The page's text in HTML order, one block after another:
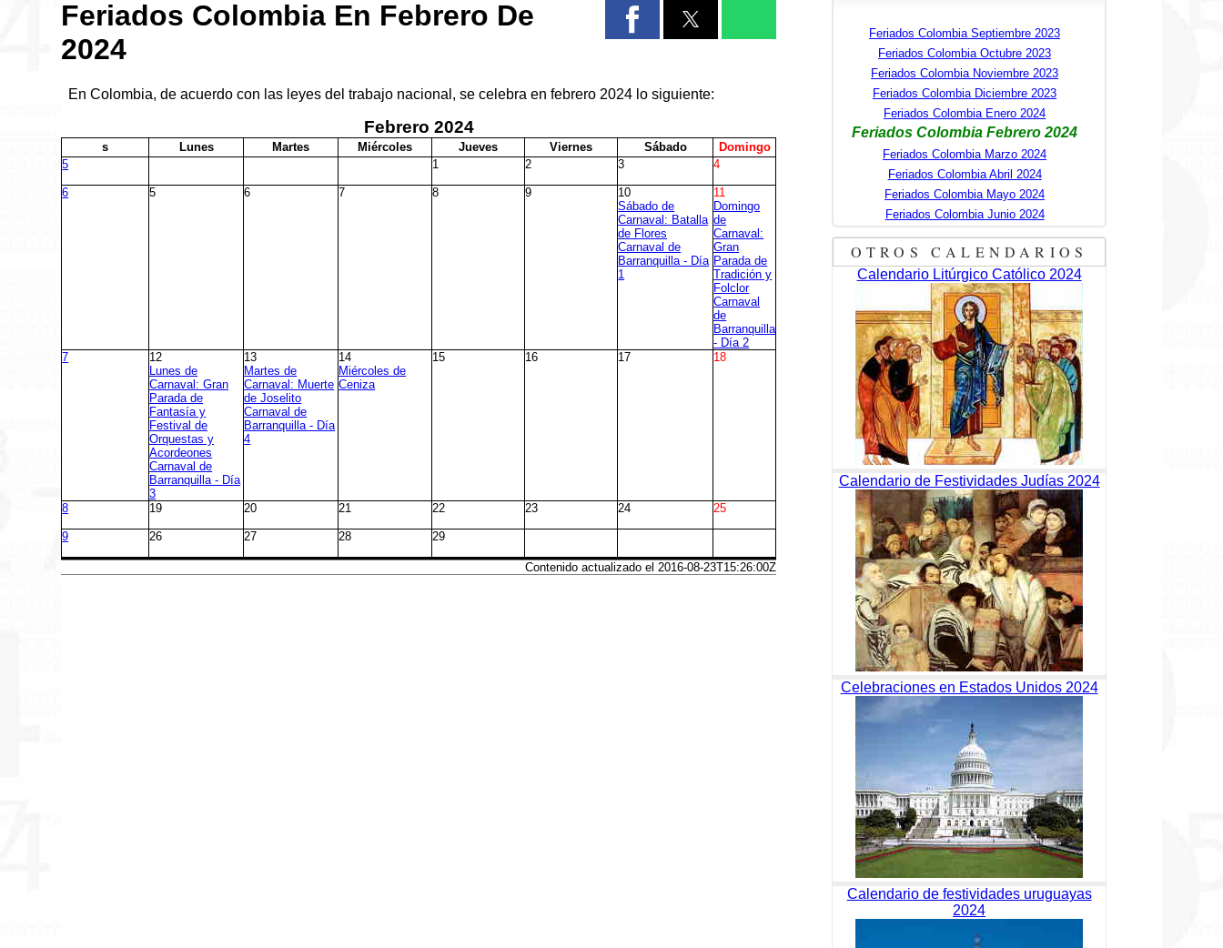
Feriados Colombia En Febrero De
2024
En Colombia, de acuerdo con las leyes del trabajo nacional, se celebra en febrero 2024 lo siguiente:
Febrero 2024
s Lunes Martes Miércoles Jueves Viernes Sábado Domingo
5
1 2 3 4
6 5 6 7 8 9
10
Sábado de
Carnaval: Batalla
de Flores
Carnaval de
Barranquilla - Día
1
11
Domingo
de
Carnaval:
Gran
Parada de
Tradición y
Folclor
Carnaval
de
Barranquilla
- Día 2
7
12
Lunes de
Carnaval: Gran
Parada de
Fantasía y
Festival de
Orquestas y
Acordeones
Carnaval de
Barranquilla - Día
3
13
Martes de
Carnaval: Muerte
de Joselito
Carnaval de
Barranquilla - Día
4
14
Miércoles de
Ceniza
15 16 17 18
8 19 20 21 22 23 24 25
9 26 27 28 29
Contenido actualizado el 2016-08-23T15:26:00Z
Feriados Colombia Septiembre 2023
Feriados Colombia Octubre 2023
Feriados Colombia Noviembre 2023
Feriados Colombia Diciembre 2023
Feriados Colombia Enero 2024
Feriados Colombia Febrero 2024
Feriados Colombia Marzo 2024
Feriados Colombia Abril 2024
Feriados Colombia Mayo 2024
Feriados Colombia Junio 2024
OTROS CALENDARIOS
Calendario Litúrgico Católico 2024
Calendario de Festividades Judías 2024
Celebraciones en Estados Unidos 2024
Calendario de festividades uruguayas
2024